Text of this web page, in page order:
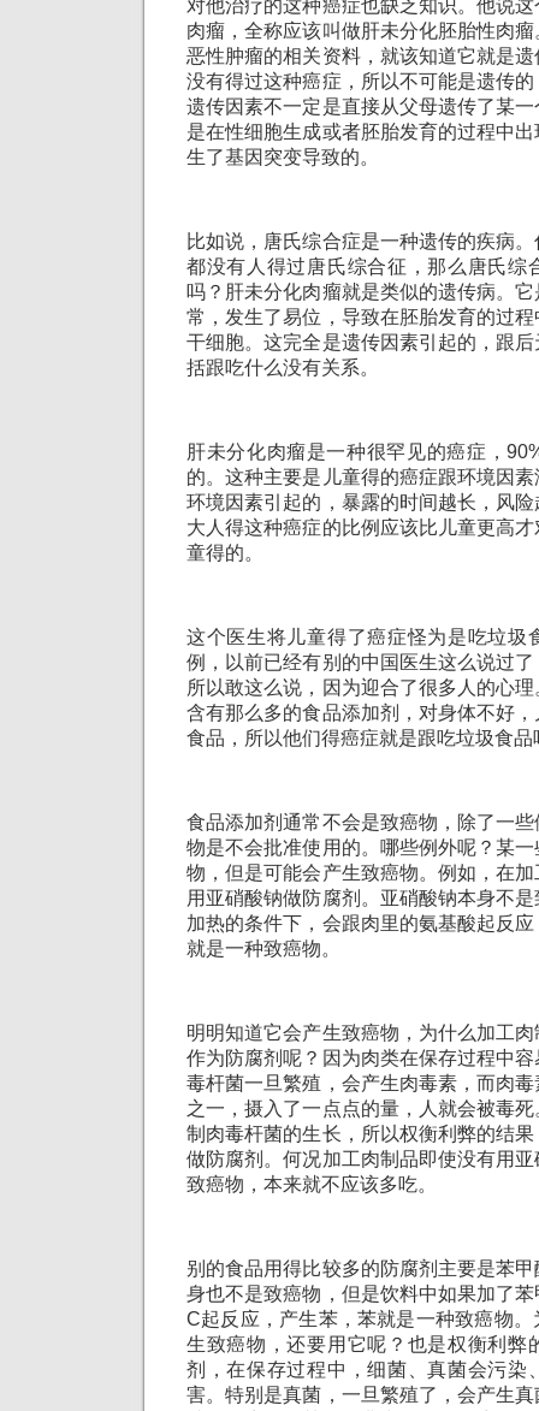
对他治疗的这种癌症也缺乏知识。他说
肉瘤，全称应该叫做肝未分化胚胎性肉
恶性肿瘤的相关资料，就该知道它就是
没有得过这种癌症，所以不可能是遗传
遗传因素不一定是直接从父母遗传了某
是在性细胞生成或者胚胎发育的过程中
生了基因突变导致的。
比如说，唐氏综合症是一种遗传的疾病
都没有人得过唐氏综合征，那么唐氏综
吗？肝未分化肉瘤就是类似的遗传病。
常，发生了易位，导致在胚胎发育的过
干细胞。这完全是遗传因素引起的，跟
括跟吃什么没有关系。
肝未分化肉瘤是一种很罕见的癌症，
的。这种主要是儿童得的癌症跟环境因
环境因素引起的，暴露的时间越长，风
大人得这种癌症的比例应该比儿童更高
童得的。
这个医生将儿童得了癌症怪为是吃垃圾
例，以前已经有别的中国医生这么说过
所以敢这么说，因为迎合了很多人的心
含有那么多的食品添加剂，对身体不好
食品，所以他们得癌症就是跟吃垃圾食品
食品添加剂通常不会是致癌物，除了一
物是不会批准使用的。哪些例外呢？某
物，但是可能会产生致癌物。例如，在
用亚硝酸钠做防腐剂。亚硝酸钠本身不
加热的条件下，会跟肉里的氨基酸起反
就是一种致癌物。
明明知道它会产生致癌物，为什么加工
作为防腐剂呢？因为肉类在保存过程中
毒杆菌一旦繁殖，会产生肉毒素，而肉
之一，摄入了一点点的量，人就会被毒
制肉毒杆菌的生长，所以权衡利弊的结
做防腐剂。何况加工肉制品即使没有用
致癌物，本来就不应该多吃。
别的食品用得比较多的防腐剂主要是苯
身也不是致癌物，但是饮料中如果加了
C起反应，产生苯，苯就是一种致癌物
生致癌物，还要用它呢？也是权衡利弊
剂，在保存过程中，细菌、真菌会污染
害。特别是真菌，一旦繁殖了，会产生